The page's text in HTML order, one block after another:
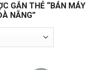
GẮN THẺ “BÁN MÁY
NẴNG”